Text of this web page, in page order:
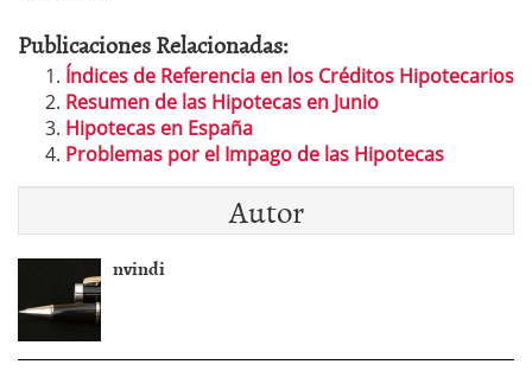
Publicaciones Relacionadas:
Índices de Referencia en los Créditos Hipotecarios
Resumen de las Hipotecas en Junio
Hipotecas en España
Problemas por el Impago de las Hipotecas
Autor
nvindi